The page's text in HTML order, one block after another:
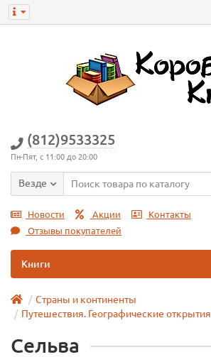
(812)9533325
Пн-Пят, с 11:00 до 20:00
Везде
Новости Акции
Контакты
Отзывы покупателей
Книги
Страны и континенты
Путешествия. Географические открытия
Сельва